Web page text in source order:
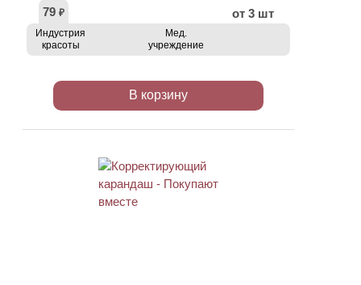
79 ₽ от 3 шт
Индустрия
красоты
Мед.
учреждение
В корзину